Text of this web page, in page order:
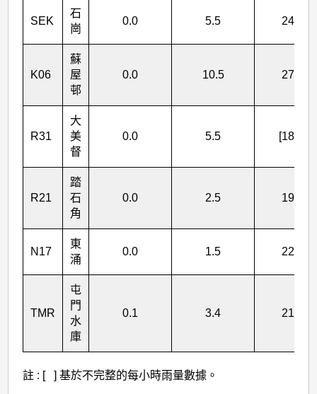
SEK
石
崗
0.0 5.5 243.0
K06
蘇
屋
邨
0.0 10.5 276.0
R31
大
美
督
0.0 5.5 [184.5]
R21
踏
石
角
0.0 2.5 197.5
N17
東
涌
0.0 1.5 229.5
TMR
屯
門
水
庫
0.1 3.4 215.2
註 : [ ] 基於不完整的每小時雨量數據。